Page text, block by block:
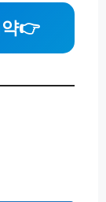
👉